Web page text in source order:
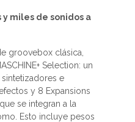
miles de sonidos a
groovebox clásica,
Selection: un
e
y 8 Expansions
se integran a la
Esto incluye pesos